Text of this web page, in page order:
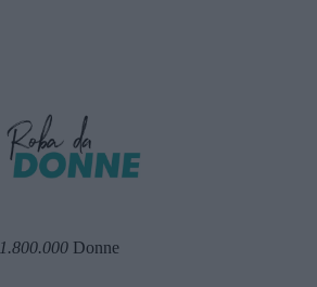
1.800.000 Donne